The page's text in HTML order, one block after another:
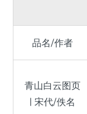
品名/作者
青山白云图页
| 宋代/佚名